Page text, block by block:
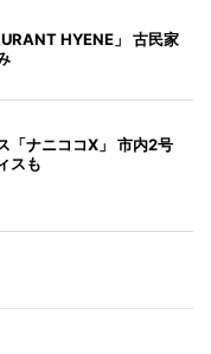
HYENE」 古民家
「ナニココX」 市内2号
スも